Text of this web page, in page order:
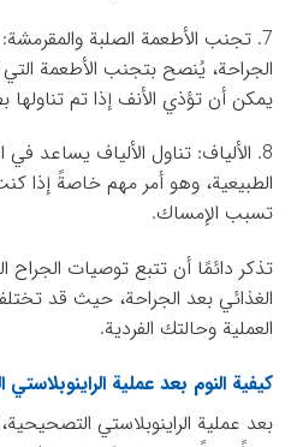
7. تجنب الأطعمة الصلبة
الجراحة، يُنصح بتجنب الأطعمة
يمكن أن تؤذي الأنف إذا تم تناولها
8. الألياف: تناول الألياف يساعد
الطبيعية، وهو أمر مهم خاصةً إذا
تسبب الإمساك.
تذكر دائمًا أن تتبع توصيات
الغذائي بعد الجراحة، حيث قد
العملية وحالتك الفردية.
كيفية النوم بعد عملية
بعد عملية الراينوبلاستي